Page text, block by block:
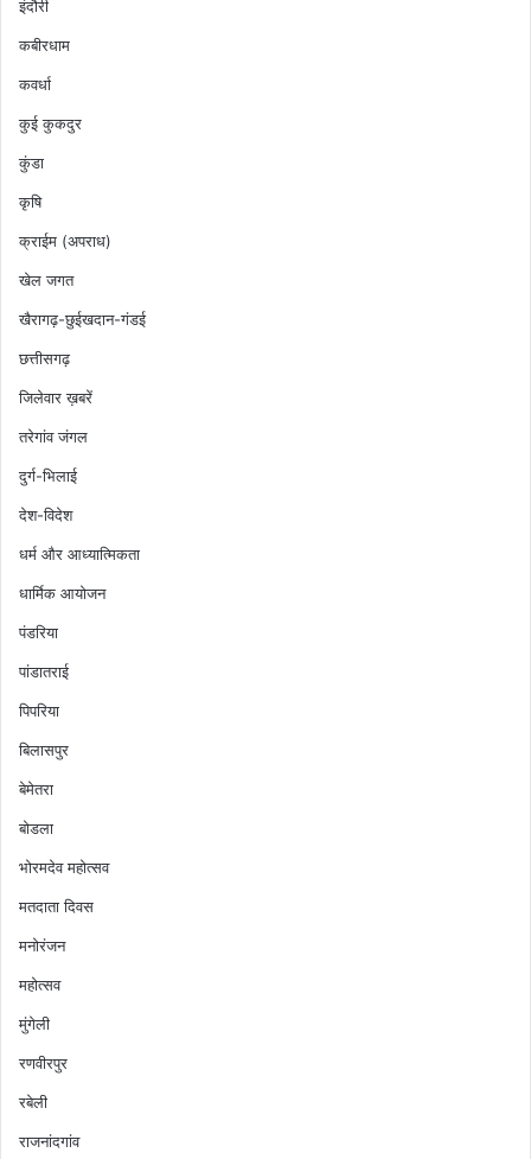
इंदौरी
कबीरधाम
कवर्धा
कुई कुकदुर
कुंडा
कृषि
क्राईम (अपराध)
खेल जगत
खैरागढ़-छुईखदान-गंडई
छत्तीसगढ़
जिलेवार ख़बरें
तरेगांव जंगल
दुर्ग-भिलाई
देश-विदेश
धर्म और आध्यात्मिकता
धार्मिक आयोजन
पंडरिया
पांडातराई
पिपरिया
बिलासपुर
बेमेतरा
बोडला
भोरमदेव महोत्सव
मतदाता दिवस
मनोरंजन
महोत्सव
मुंगेली
रणवीरपुर
रबेली
राजनांदगांव